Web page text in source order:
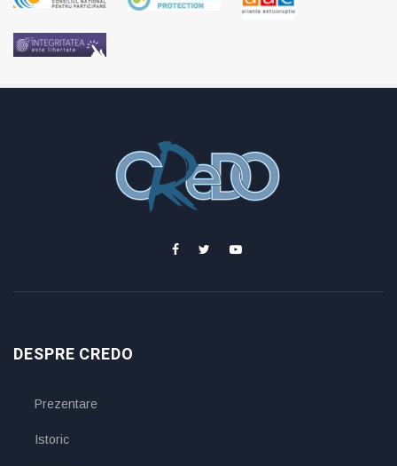
DESPRE CREDO
Prezentare
Istoric